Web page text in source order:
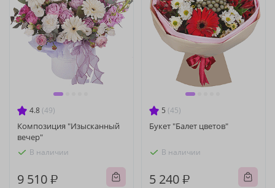
4.8 (49)
Композиция "Изысканный
вечер"
В наличии
9 510 ₽
5 (45)
Букет "Балет цветов"
В наличии
5 240 ₽